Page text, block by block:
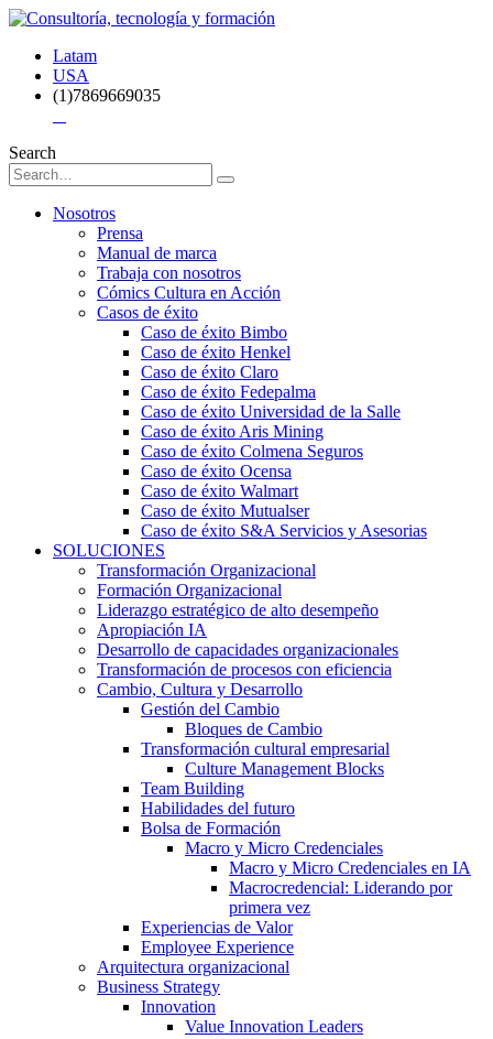
Latam
USA
(1)7869669035
Search
Nosotros
Prensa
Manual de marca
Trabaja con nosotros
Cómics Cultura en Acción
Casos de éxito
Caso de éxito Bimbo
Caso de éxito Henkel
Caso de éxito Claro
Caso de éxito Fedepalma
Caso de éxito Universidad de la Salle
Caso de éxito Aris Mining
Caso de éxito Colmena Seguros
Caso de éxito Ocensa
Caso de éxito Walmart
Caso de éxito Mutualser
Caso de éxito S&A Servicios y Asesorias
SOLUCIONES
Transformación Organizacional
Formación Organizacional
Liderazgo estratégico de alto desempeño
Apropiación IA
Desarrollo de capacidades organizacionales
Transformación de procesos con eficiencia
Cambio, Cultura y Desarrollo
Gestión del Cambio
Bloques de Cambio
Transformación cultural empresarial
Culture Management Blocks
Team Building
Habilidades del futuro
Bolsa de Formación
Macro y Micro Credenciales
Macro y Micro Credenciales en IA
Macrocredencial: Liderando por
primera vez
Experiencias de Valor
Employee Experience
Arquitectura organizacional
Business Strategy
Innovation
Value Innovation Leaders